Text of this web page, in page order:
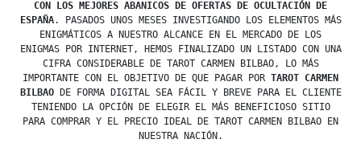
CON LOS MEJORES ABANICOS DE OFERTAS DE OCULTACIÓN DE
ESPAÑA. PASADOS UNOS MESES INVESTIGANDO LOS ELEMENTOS MÁS
ENIGMÁTICOS A NUESTRO ALCANCE EN EL MERCADO DE LOS
ENIGMAS POR INTERNET, HEMOS FINALIZADO UN LISTADO CON UNA
CIFRA CONSIDERABLE DE TAROT CARMEN BILBAO, LO MÁS
IMPORTANTE CON EL OBJETIVO DE QUE PAGAR POR TAROT CARMEN
BILBAODE FORMA DIGITAL SEA FÁCIL Y BREVE PARA EL CLIENTE
TENIENDO LA OPCIÓN DE ELEGIR EL MÁS BENEFICIOSO SITIO
PARA COMPRAR Y EL PRECIO IDEAL DE TAROT CARMEN BILBAO EN
NUESTRA NACIÓN.